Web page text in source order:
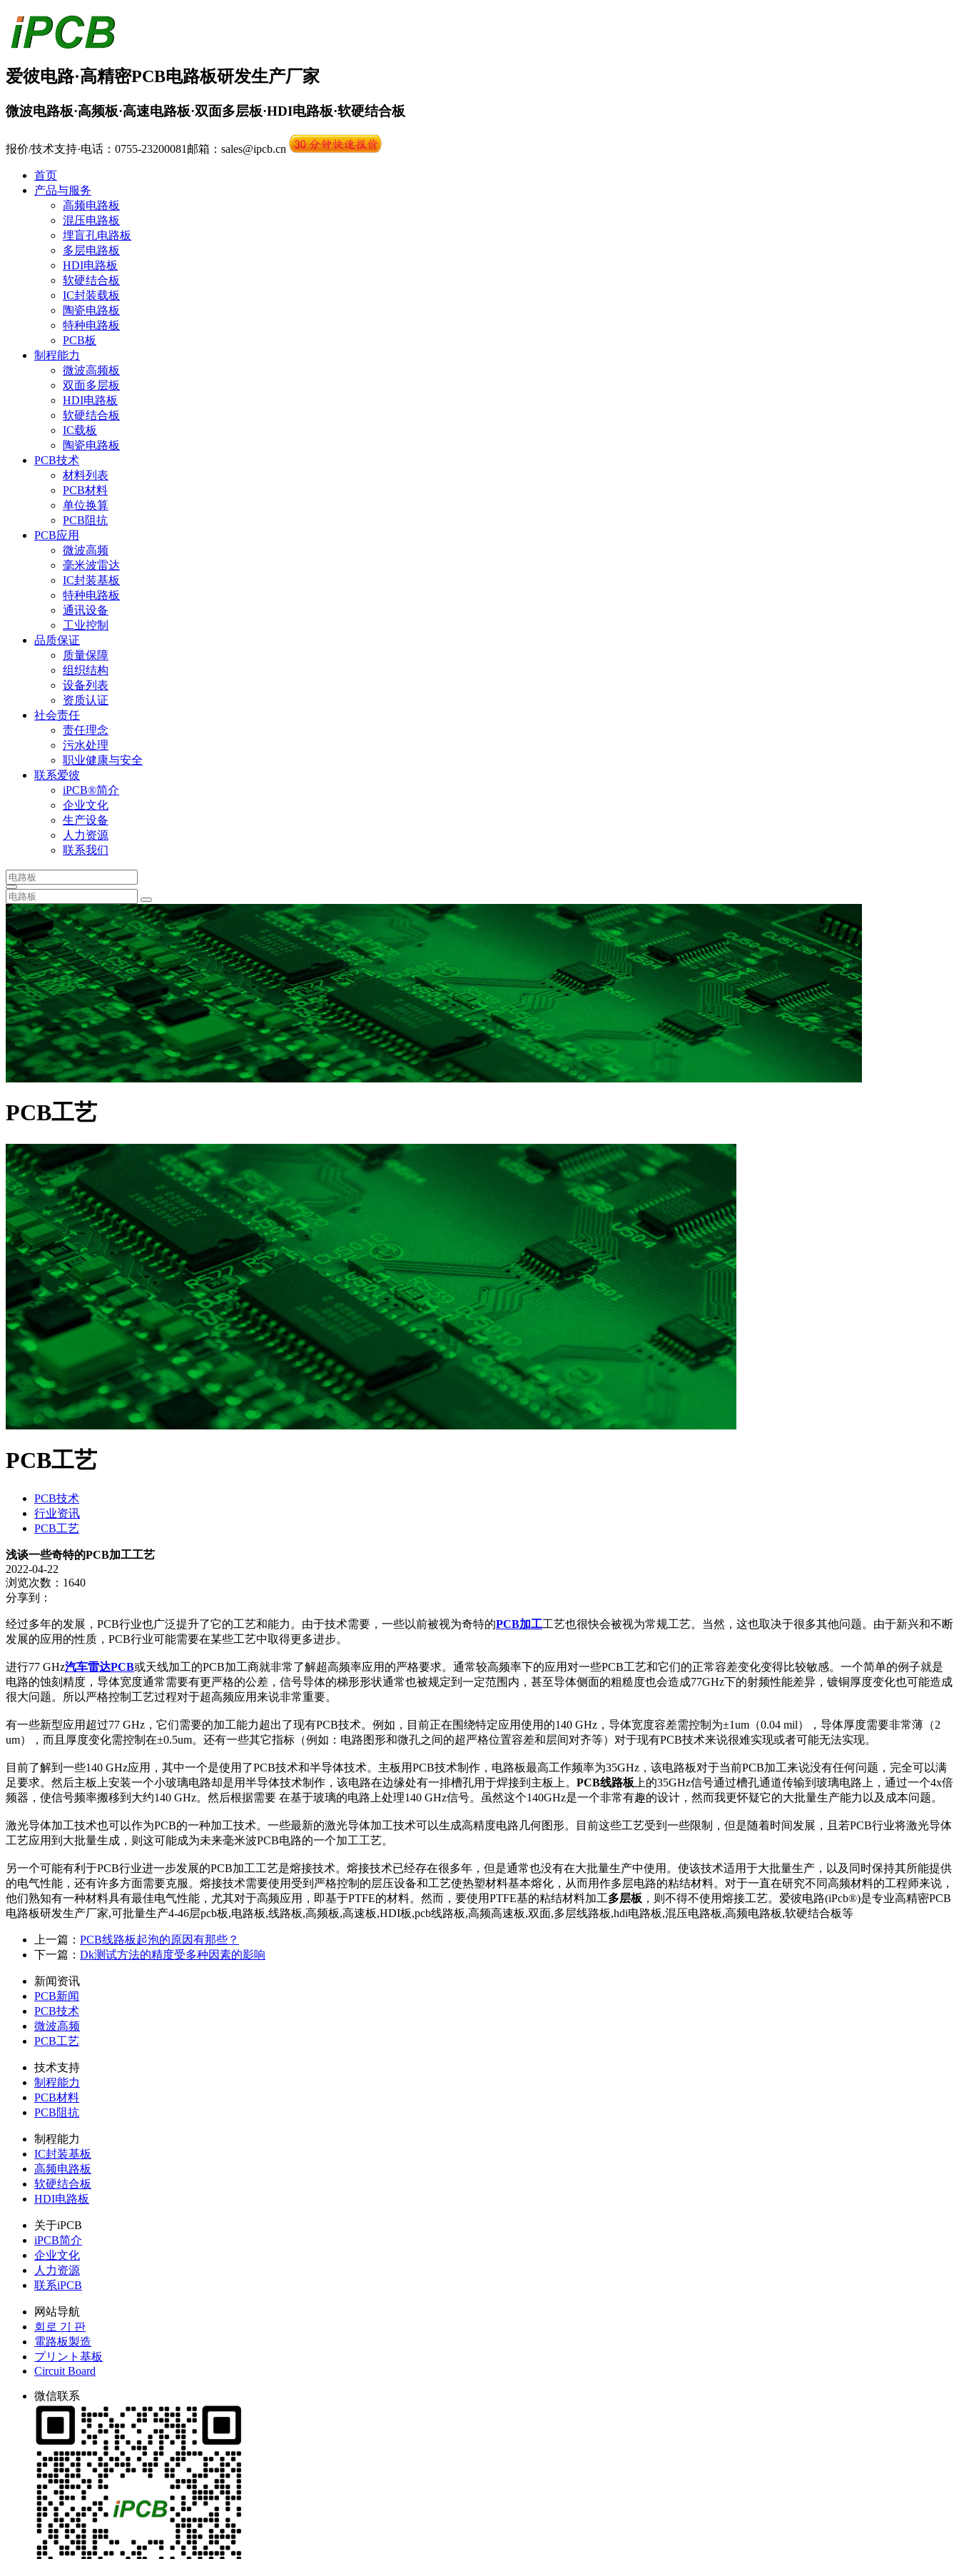
爱彼电路·高精密PCB电路板研发生产厂家
微波电路板·高频板·高速电路板·双面多层板·HDI电路板·软硬结合板
报价/技术支持·电话：0755-23200081 邮箱：sales@ipcb.cn
首页
产品与服务
高频电路板
混压电路板
埋盲孔电路板
多层电路板
HDI电路板
软硬结合板
IC封装载板
陶瓷电路板
特种电路板
PCB板
制程能力
微波高频板
双面多层板
HDI电路板
软硬结合板
IC载板
陶瓷电路板
PCB技术
材料列表
PCB材料
单位换算
PCB阻抗
PCB应用
微波高频
毫米波雷达
IC封装基板
特种电路板
通讯设备
工业控制
品质保证
质量保障
组织结构
设备列表
资质认证
社会责任
责任理念
污水处理
职业健康与安全
联系爱彼
iPCB®简介
企业文化
生产设备
人力资源
联系我们
PCB工艺
PCB工艺
PCB技术
行业资讯
PCB工艺
浅谈一些奇特的PCB加工工艺
2022-04-22
浏览次数：1640
分享到：
经过多年的发展，PCB行业也广泛提升了它的工艺和能力。由于技术需要，一些以前被视为奇特的PCB加工工艺也很快会被视为常规工艺。当然，这也取决于很多其他问题。由于新兴和不断
发展的应用的性质，PCB行业可能需要在某些工艺中取得更多进步。
进行77 GHz汽车雷达PCB或天线加工的PCB加工商就非常了解超高频率应用的严格要求。通常较高频率下的应用对一些PCB工艺和它们的正常容差变化变得比较敏感。一个简单的例子就是
电路的蚀刻精度，导体宽度通常需要有更严格的公差，信号导体的梯形形状通常也被规定到一定范围内，甚至导体侧面的粗糙度也会造成77GHz下的射频性能差异，镀铜厚度变化也可能造成
很大问题。所以严格控制工艺过程对于超高频应用来说非常重要。
有一些新型应用超过77 GHz，它们需要的加工能力超出了现有PCB技术。例如，目前正在围绕特定应用使用的140 GHz，导体宽度容差需控制为±1um（0.04 mil），导体厚度需要非常薄（2
um），而且厚度变化需控制在±0.5um。还有一些其它指标（例如：电路图形和微孔之间的超严格位置容差和层间对齐等）对于现有PCB技术来说很难实现或者可能无法实现。
目前了解到一些140 GHz应用，其中一个是使用了PCB技术和半导体技术。主板用PCB技术制作，电路板最高工作频率为35GHz，该电路板对于当前PCB加工来说没有任何问题，完全可以满
足要求。然后主板上安装一个小玻璃电路却是用半导体技术制作，该电路在边缘处有一排槽孔用于焊接到主板上。 PCB线路板 上的35GHz信号通过槽孔通道传输到玻璃电路上，通过一个4x倍
频器，使信号频率搬移到大约140 GHz。然后根据需要 在基于玻璃的电路上处理140 GHz信号。虽然这个140GHz是一个非常有趣的设计，然而我更怀疑它的大批量生产能力以及成本问题。
激光导体加工技术也可以作为PCB的一种加工技术。一些最新的激光导体加工技术可以生成高精度电路几何图形。目前这些工艺受到一些限制，但是随着时间发展，且若PCB行业将激光导体
工艺应用到大批量生成，则这可能成为未来毫米波PCB电路的一个加工工艺。
另一个可能有利于PCB行业进一步发展的PCB加工工艺是熔接技术。熔接技术已经存在很多年，但是通常也没有在大批量生产中使用。使该技术适用于大批量生产，以及同时保持其所能提供
的电气性能，还有许多方面需要克服。熔接技术需要使用受到严格控制的层压设备和工艺使热塑材料基本熔化，从而用作多层电路的粘结材料。对于一直在研究不同高频材料的工程师来说，
他们熟知有一种材料具有最佳电气性能，尤其对于高频应用，即基于PTFE的材料。然而，要使用PTFE基的粘结材料加工多层板 ，则不得不使用熔接工艺。爱彼电路(iPcb®)是专业高精密PCB
电路板研发生产厂家,可批量生产4-46层pcb板,电路板,线路板,高频板,高速板,HDI板,pcb线路板,高频高速板,双面,多层线路板,hdi电路板,混压电路板,高频电路板,软硬结合板等
上一篇： PCB线路板起泡的原因有那些？
下一篇： Dk测试方法的精度受多种因素的影响
新闻资讯
PCB新闻
PCB技术
微波高频
PCB工艺
技术支持
制程能力
PCB材料
PCB阻抗
制程能力
IC封装基板
高频电路板
软硬结合板
HDI电路板
关于iPCB
iPCB简介
企业文化
人力资源
联系iPCB
网站导航
회로 기 판
電路板製造
プリント基板
Circuit Board
微信联系